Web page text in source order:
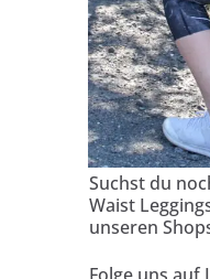
Suchst du
Waist
unseren
Folge uns auf